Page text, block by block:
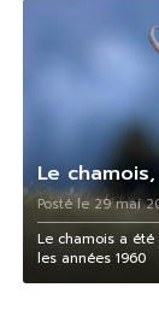
Le
Posté le 29 mai
Le chamois a
les années 1960